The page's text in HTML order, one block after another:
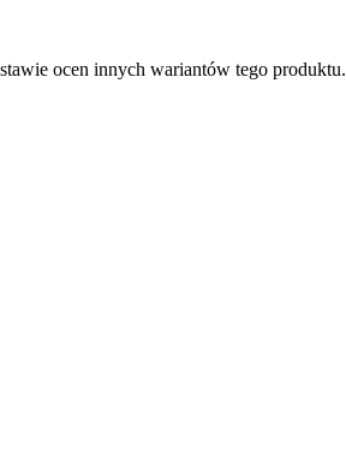
ocen innych wariantów tego produktu.